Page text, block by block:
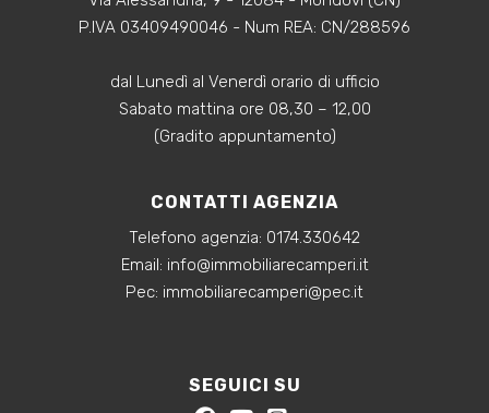
P.IVA 03409490046 - Num REA: CN/288596
dal Lunedì al Venerdì orario di ufficio
Sabato mattina ore 08,30 – 12,00
(Gradito appuntamento)
CONTATTI AGENZIA
Telefono agenzia: 0174.330642
‍Email: info@immobiliarecamperi.it
‍Pec: immobiliarecamperi@pec.it
SEGUICI SU